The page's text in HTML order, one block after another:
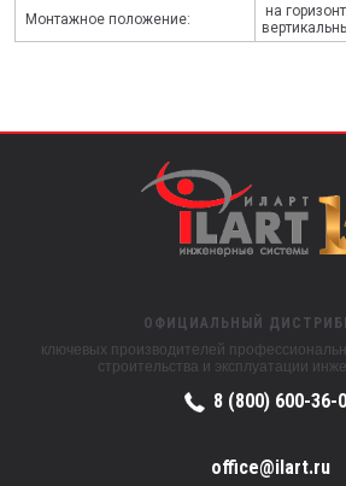
Монтажное положение:
на
ОФИЦИАЛЬНЫЙ
ключевых производителей
строительства и эксплуатации
8 (800) 600-36-
office@ilart.ru